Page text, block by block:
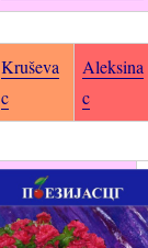
Kruševa
c
Aleksina
c